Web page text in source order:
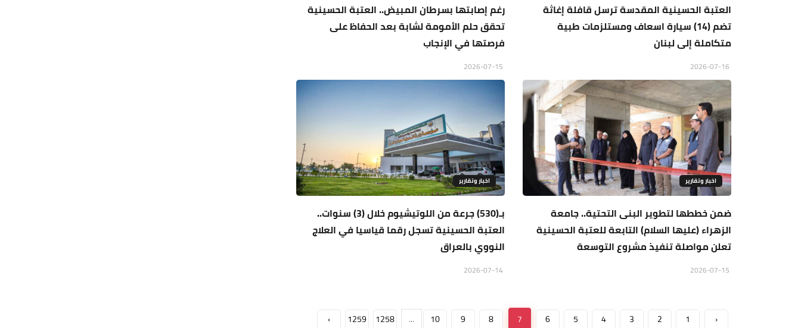
العتبة الحسينية المقدسة ترسل قافلة إغاثة
تضم (14) سيارة اسعاف ومستلزمات طبية
متكاملة إلى لبنان
رغم إصابتها بسرطان المبيض.. العتبة الحسينية
تحقق حلم الأمومة لشابة بعد الحفاظ على
فرصتها في الإنجاب
اخبار وتقارير
ضمن خططها لتطوير البنى التحتية.. جامعة
الزهراء (عليها السلام) التابعة للعتبة الحسينية
تعلن مواصلة تنفيذ مشروع التوسعة
اخبار وتقارير
بـ(530) جرعة من اللوتيشيوم خلال (3) سنوات..
العتبة الحسينية تسجل رقما قياسيا في العلاج
النووي بالعراق
‹
1
2
3
4
5
6
7
8
9
10
...
1258
1259
›